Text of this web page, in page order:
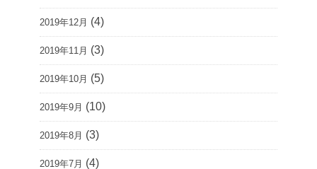
2019年12月 (4)
2019年11月 (3)
2019年10月 (5)
2019年9月 (10)
2019年8月 (3)
2019年7月 (4)